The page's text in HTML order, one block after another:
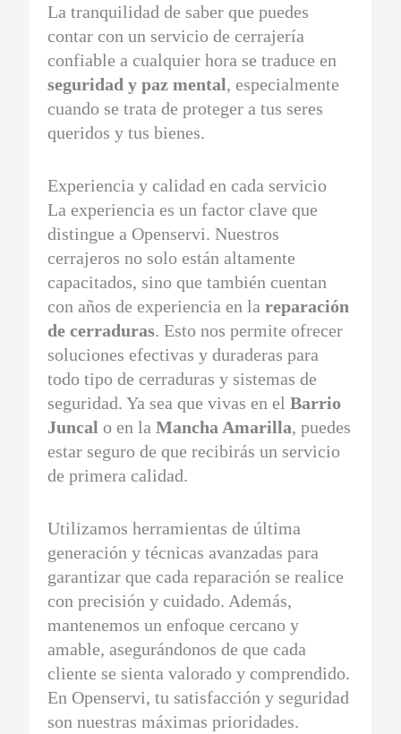
La tranquilidad de saber que puedes
contar con un servicio de cerrajería
confiable a cualquier hora se traduce en
seguridad y paz mental, especialmente
cuando se trata de proteger a tus seres
queridos y tus bienes.
Experiencia y calidad en cada servicio
La experiencia es un factor clave que
distingue a Openservi. Nuestros
cerrajeros no solo están altamente
capacitados, sino que también cuentan
con años de experiencia en lareparación
de cerraduras. Esto nos permite ofrecer
soluciones efectivas y duraderas para
todo tipo de cerraduras y sistemas de
seguridad. Ya sea que vivas en elBarrio
Juncal o en laMancha Amarilla, puedes
estar seguro de que recibirás un servicio
de primera calidad.
Utilizamos herramientas de última
generación y técnicas avanzadas para
garantizar que cada reparación se realice
con precisión y cuidado. Además,
mantenemos un enfoque cercano y
amable, asegurándonos de que cada
cliente se sienta valorado y comprendido.
En Openservi, tu satisfacción y seguridad
son nuestras máximas prioridades.